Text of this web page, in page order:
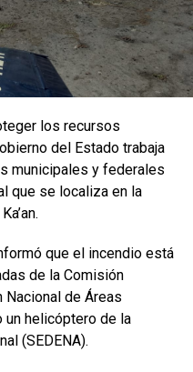
los recursos
del Estado trabaja
municipales y federales
que se localiza en la
que el incendio está
de la Comisión
Nacional de Áreas
un helicóptero de la
(SEDENA).